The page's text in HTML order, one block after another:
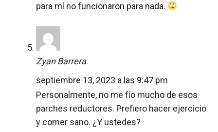
para mí no funcionaron para nada.
Zyan Barrera
septiembre 13, 2023 a las 9:47 pm
Personalmente, no me fío mucho de esos
parches reductores. Prefiero hacer ejercicio
y comer sano. ¿Y ustedes?